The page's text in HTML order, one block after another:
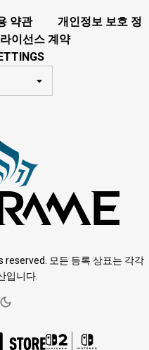
약관
개인정보 보호 정
이선스 계약
모든 등록 상표는 각각
입니다.